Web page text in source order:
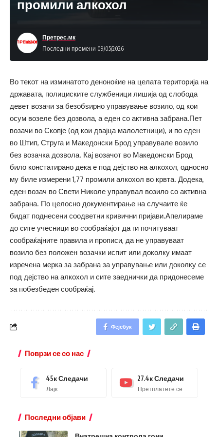
промили алкохол
Последни промени 09/05/2026
Претрес.мк
Во текот на изминатото деноноќие на целата територија на
државата, полициските службеници лишија од слобода
девет возачи за безобѕирно управување возило, од кои
осум возеле без дозвола, а еден со активна забрана.Пет
возачи во Скопје (од кои двајца малолетници), и по еден
во Штип, Струга и Македонски Брод управувале возило
без возачка дозвола. Кај возачот во Македонски Брод
било констатирано дека е под дејство на алкохол, односно
му биле измерени 1,77 промили алкохол во крвта. Додека,
еден возач во Свети Николе управувал возило со активна
забрана. По целосно документирање на случаите ќе
бидат поднесени соодветни кривични пријави.Апелираме
до сите учесници во сообраќајот да ги почитуваат
сообраќајните правила и прописи, да не управуваат
возило без положен возачки испит или доколку имаат
изречена мерка за забрана за управување или доколку се
под дејство на алкохол и сите заеднички да придонесеме
за побезбеден сообраќај.
Фејсбук
Поврзи се со нас
45кСледачи
Лајк
27.4кСледачи
Претплатете се
Последни објави